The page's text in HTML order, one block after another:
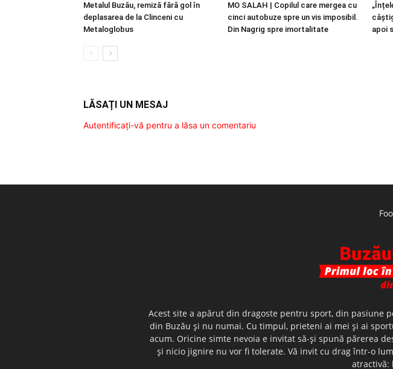
Metalul Buzău, remiză fără gol în
deplasarea de la Clinceni cu
Metaloglobus
MO SALAH | Copilul care mergea cu
cinci autobuze spre un vis imposibil.
Din Nagrig spre imortalitate
apoi
LĂSAȚI UN MESAJ
Autentificați-vă pentru a lăsa un comentariu
Acest site a apărut din dragoste pentru sport, din pasiune
din Buzău şi nu numai. Cu timpul, prieteni ai mei şi ai
acum. Oricine simte nevoia e invitat să-şi spună părerea
şi nicio jignire nu vor fi tolerate. Vă invit cu drag într-o
atractivă: